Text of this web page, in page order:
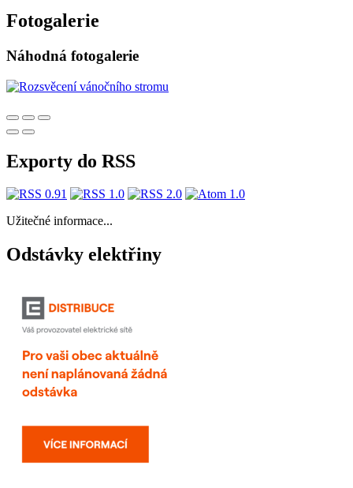
Fotogalerie
Náhodná fotogalerie
Exporty do RSS
Užitečné informace...
Odstávky elektřiny